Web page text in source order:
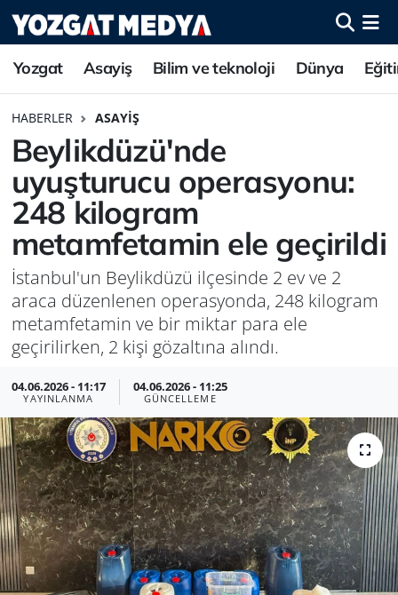
Yozgat Asayiş Bilim ve teknoloji Dünya
HABERLER ASAYIŞ
Beylikdüzü'nde
uyuşturucu operasyonu:
248 kilogram
metamfetamin ele geçirildi
İstanbul'un Beylikdüzü ilçesinde 2 ev ve 2
araca düzenlenen operasyonda, 248 kilogram
metamfetamin ve bir miktar para ele
geçirilirken, 2 kişi gözaltına alındı.
04.06.2026 - 11:17
YAYINLANMA
04.06.2026 - 11:25
GÜNCELLEME